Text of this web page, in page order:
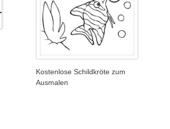
Kostenlose Schildkröte zum
Ausmalen